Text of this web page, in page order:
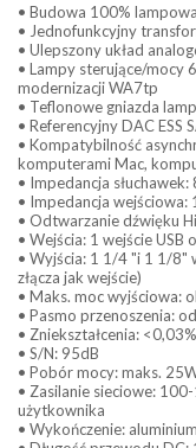
• Budowa 100%
• Jednofunkcyjny
• Ulepszony układ
• Lampy sterujące/mocy
modernizacji WA7tp
• Teflonowe gniazda lamp
• Referencyjny DAC ESS
• Kompatybilność
komputerami Mac,
• Impedancja
• Impedancja
• Odtwarzanie dźwięku
• Wejścia: 1 wejście USB
• Wyjścia: 1 1/4 "i 1 1/8"
złącza jak wejście)
• Maks. moc wyjściowa:
• Pasmo przenoszenia:
• Zniekształcenia: <0,03%
• S/N: 95dB
• Pobór mocy: maks.
• Zasilanie sieciowe:
użytkownika
• Wykończenie: